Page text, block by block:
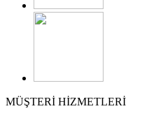
MÜŞTERİ HİZMETLERİ